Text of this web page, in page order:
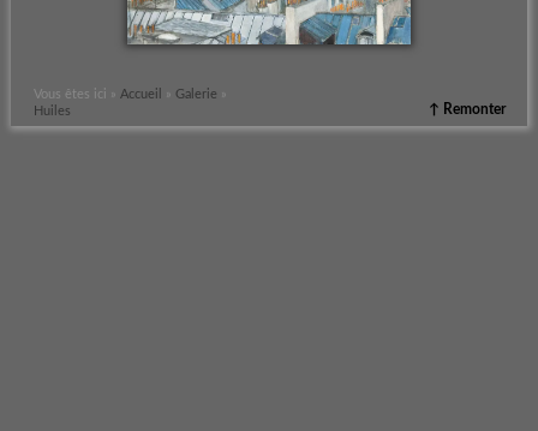
Vous êtes ici » Accueil » Galerie »
Huiles
↑ Remonter